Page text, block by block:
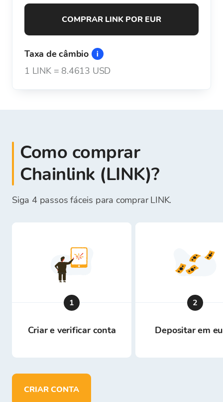
COMPRAR LINK POR EUR
Taxa de câmbio
1 LINK= 8.4613 USD
Como comprar
Chainlink (LINK)?
Siga 4 passos fáceis para comprar LINK.
1
Criar e verificar conta
2
Depositar em
CRIAR CONTA